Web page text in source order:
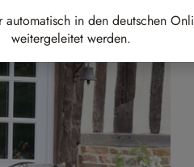
automatisch in den deutschen
weitergeleitet werden.